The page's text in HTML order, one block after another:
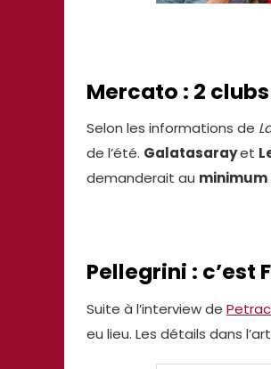
Mercato : 2
Selon les informations de
de l’été. Galatasarayet
demanderait au minimum
Pellegrini : c’est
Suite à l’interview de
eu lieu. Les détails dans